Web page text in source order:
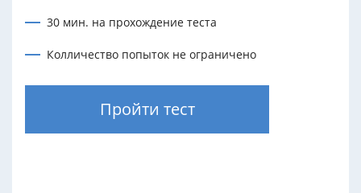
30 мин. на прохождение теста
Колличество попыток не ограничено
Пройти тест